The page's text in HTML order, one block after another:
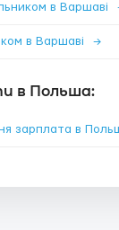
в Варшаві
в Варшаві →
в Польша:
зарплата в